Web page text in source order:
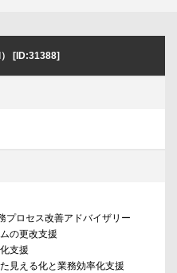
[ID:31388]
ロセス改善アドバイザリー
の更改支援
支援
見える化と業務効率化支援